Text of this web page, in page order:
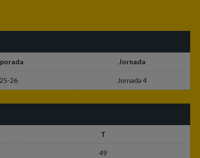
Jornada
26 Jornada 4
T
49